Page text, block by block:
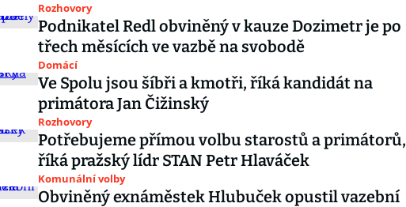
Rozhovory
Podnikatel Redl obviněný v kauze Dozimetr je po
třech měsících ve vazbě na svobodě
Domácí
Ve Spolu jsou šíbři a kmotři, říká kandidát na
primátora Jan Čižinský
Rozhovory
Potřebujeme přímou volbu starostů a primátorů,
říká pražský lídr STAN Petr Hlaváček
Komunální volby
Obviněný exnáměstek Hlubuček opustil vazební